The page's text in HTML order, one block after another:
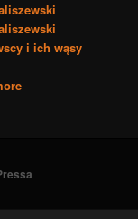
i ich wąsy